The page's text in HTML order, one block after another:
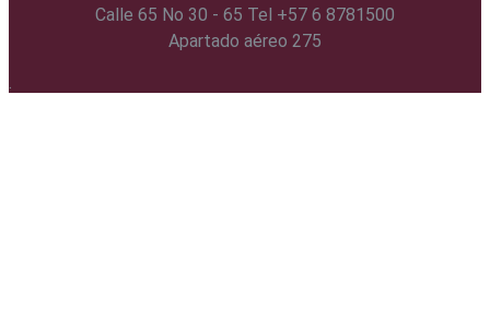
Calle 65 No 30 - 65 Tel +57 6 8781500
Apartado aéreo 275